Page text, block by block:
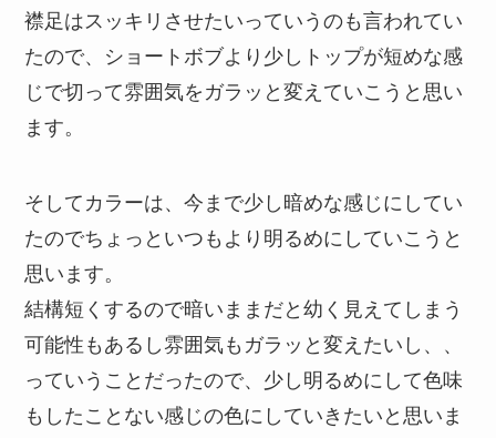
襟足はスッキリさせたいっていうのも言われてい
たので、ショートボブより少しトップが短めな感
じで切って雰囲気をガラッと変えていこうと思い
ます。
そしてカラーは、今まで少し暗めな感じにしてい
たのでちょっといつもより明るめにしていこうと
思います。
結構短くするので暗いままだと幼く見えてしまう
可能性もあるし雰囲気もガラッと変えたいし、、
っていうことだったので、少し明るめにして色味
もしたことない感じの色にしていきたいと思いま